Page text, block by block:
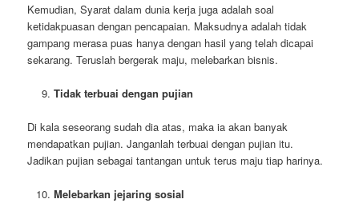
Kemudian, Syarat dalam dunia kerja juga adalah soal
ketidakpuasan dengan pencapaian. Maksudnya adalah tidak
gampang merasa puas hanya dengan hasil yang telah dicapai
sekarang. Teruslah bergerak maju, melebarkan bisnis.
Tidak terbuai dengan pujian
Di kala seseorang sudah dia atas, maka ia akan banyak
mendapatkan pujian. Janganlah terbuai dengan pujian itu.
Jadikan pujian sebagai tantangan untuk terus maju tiap harinya.
Melebarkan jejaring sosial